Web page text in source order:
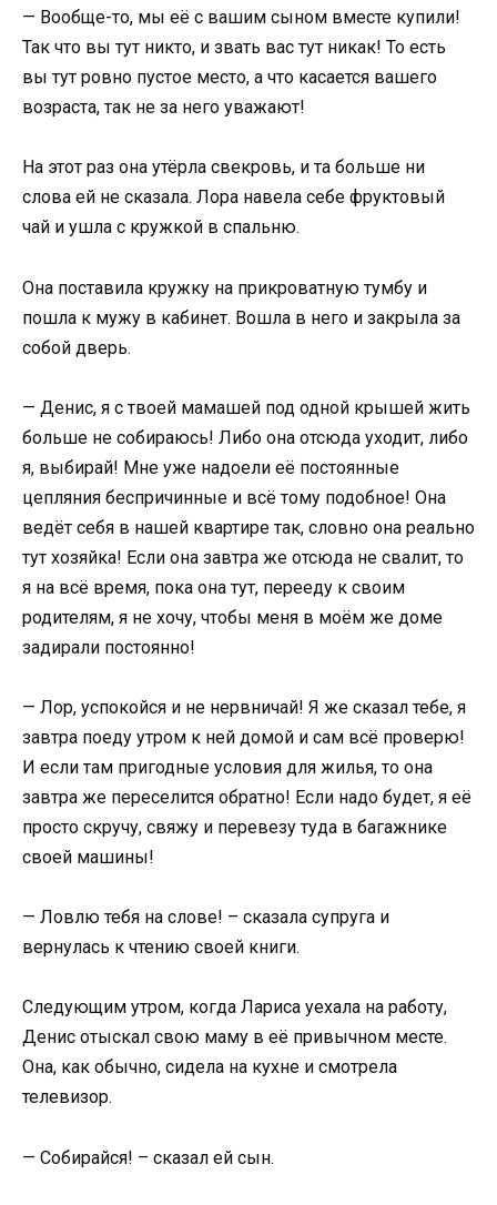
— Вообще-то, мы её с вашим сыном вместе купили!
Так что вы тут никто, и звать вас тут никак! То есть
вы тут ровно пустое место, а что касается вашего
возраста, так не за него уважают!
На этот раз она утёрла свекровь, и та больше ни
слова ей не сказала. Лора навела себе фруктовый
чай и ушла с кружкой в спальню.
Она поставила кружку на прикроватную тумбу и
пошла к мужу в кабинет. Вошла в него и закрыла за
собой дверь.
— Денис, я с твоей мамашей под одной крышей жить
больше не собираюсь! Либо она отсюда уходит, либо
я, выбирай! Мне уже надоели её постоянные
цепляния беспричинные и всё тому подобное! Она
ведёт себя в нашей квартире так, словно она реально
тут хозяйка! Если она завтра же отсюда не свалит, то
я на всё время, пока она тут, перееду к своим
родителям, я не хочу, чтобы меня в моём же доме
задирали постоянно!
— Лор, успокойся и не нервничай! Я же сказал тебе, я
завтра поеду утром к ней домой и сам всё проверю!
И если там пригодные условия для жилья, то она
завтра же переселится обратно! Если надо будет, я её
просто скручу, свяжу и перевезу туда в багажнике
своей машины!
— Ловлю тебя на слове! – сказала супруга и
вернулась к чтению своей книги.
Следующим утром, когда Лариса уехала на работу,
Денис отыскал свою маму в её привычном месте.
Она, как обычно, сидела на кухне и смотрела
телевизор.
— Собирайся! – сказал ей сын.